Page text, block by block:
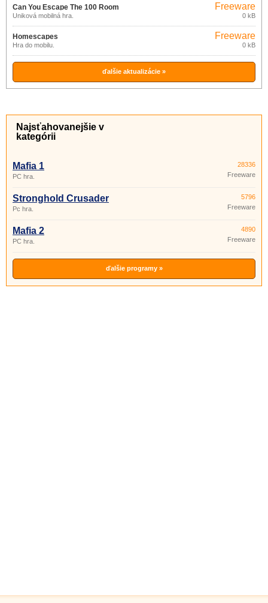
Can You Escape The 100 Room
Úniková mobilná hra.
Freeware
0 kB
Homescapes
Hra do mobilu.
Freeware
0 kB
ďalšie aktualizácie »
Najsťahovanejšie v
kategórii
Mafia 1
PC hra.
28336
Freeware
Stronghold Crusader
Pc hra.
5796
Freeware
Mafia 2
PC hra.
4890
Freeware
ďalšie programy »